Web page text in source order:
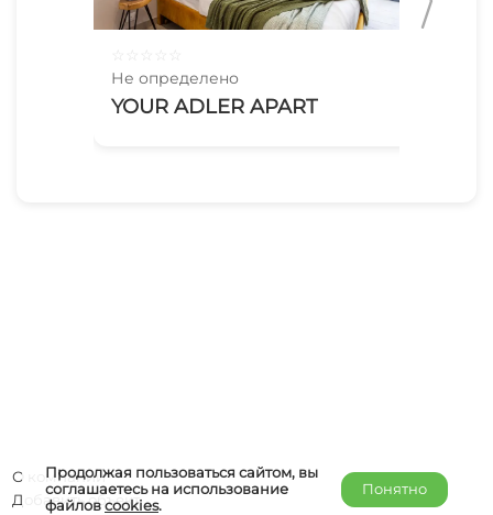
Не определено
YOUR ADLER APART
Продолжая пользоваться сайтом, вы
соглашаетесь на использование
файловcookies.
Понятно
О компании
Добавить объект